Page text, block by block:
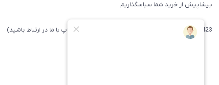
پیشاپیش از خرید شما سپاسگذاریم
09371742423 (لطفا فقط پیامک داده و یا از طریق واتساپ با ما در ارتباط باشید)